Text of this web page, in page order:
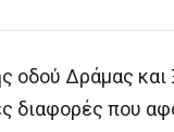
οδού Δράμας
διαφορές που